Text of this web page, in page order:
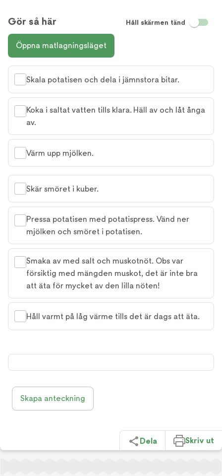
Gör så här Håll skärmen tänd
Öppna matlagningsläget
Skala potatisen och dela i jämnstora bitar.
Koka i saltat vatten tills klara. Häll av och låt ånga
av.
Värm upp mjölken.
Skär smöret i kuber.
Pressa potatisen med potatispress. Vänd ner
mjölken och smöret i potatisen.
Smaka av med salt och muskotnöt. Obs var
försiktig med mängden muskot, det är inte bra
att äta för mycket av den lilla nöten!
Håll varmt på låg värme tills det är dags att äta.
Skapa anteckning
Dela Skriv ut